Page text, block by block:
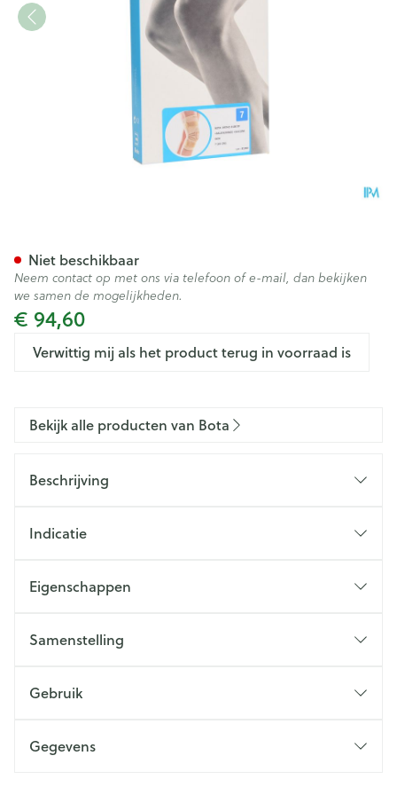
€ 94,60
Verwittig mij als het product terug in voorraad is
Niet beschikbaar
Neem contact op met ons via telefoon of e-mail, dan bekijken
we samen de mogelijkheden.
Bekijk alle producten van Bota
Beschrijving
Indicatie
Eigenschappen
Samenstelling
Gebruik
Gegevens